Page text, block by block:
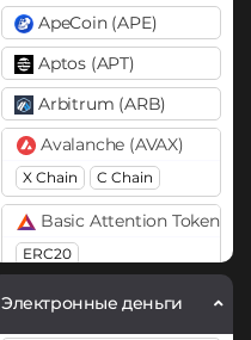
ApeCoin (APE)
Aptos (APT)
Arbitrum (ARB)
Avalanche (AVAX)
X Chain C Chain
Basic Attention Token
ERC20
Binance Coin (BNB)
BEP20 BEP2
Электронные деньги